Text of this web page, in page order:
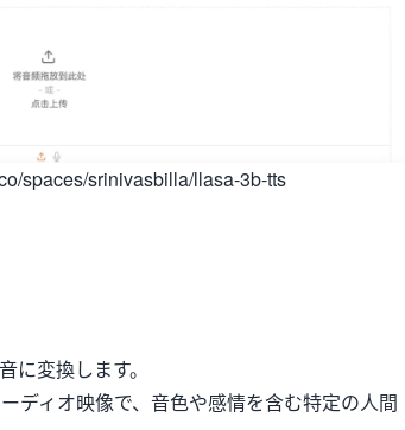
spaces/srinivasbilla/llasa-3b-tts
に変換します。
ディオ映像で、音色や感情を含む特定の人間